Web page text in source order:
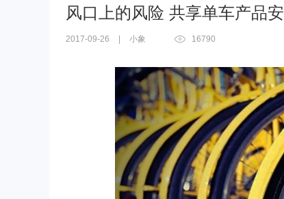
风口上的风险 共享单车产品
2017-09-26 小象 16790